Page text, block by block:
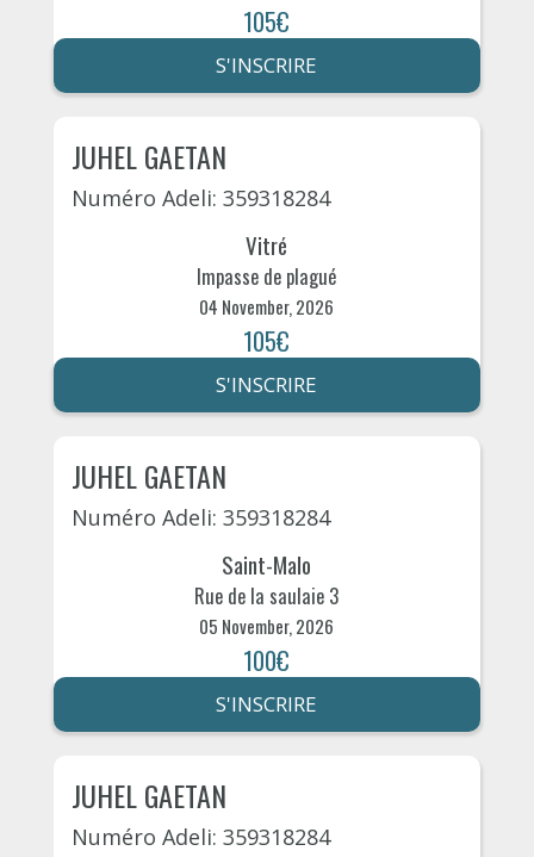
105€
S'INSCRIRE
JUHEL GAETAN
Numéro Adeli: 359318284
Vitré
Impasse de plagué
04 November, 2026
105€
S'INSCRIRE
JUHEL GAETAN
Numéro Adeli: 359318284
Saint-Malo
Rue de la saulaie 3
05 November, 2026
100€
S'INSCRIRE
JUHEL GAETAN
Numéro Adeli: 359318284